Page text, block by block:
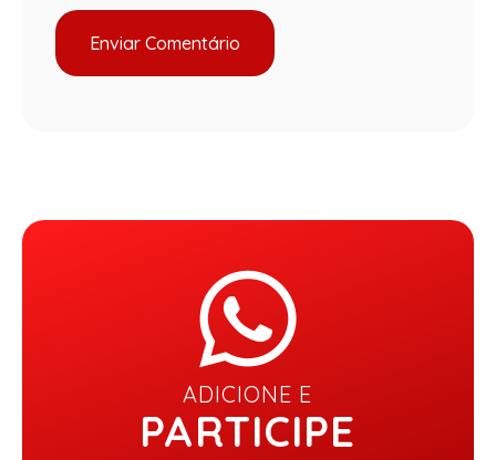
ADICIONE E
PARTICIPE